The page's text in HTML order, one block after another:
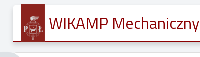
WIKAMP Mechaniczny